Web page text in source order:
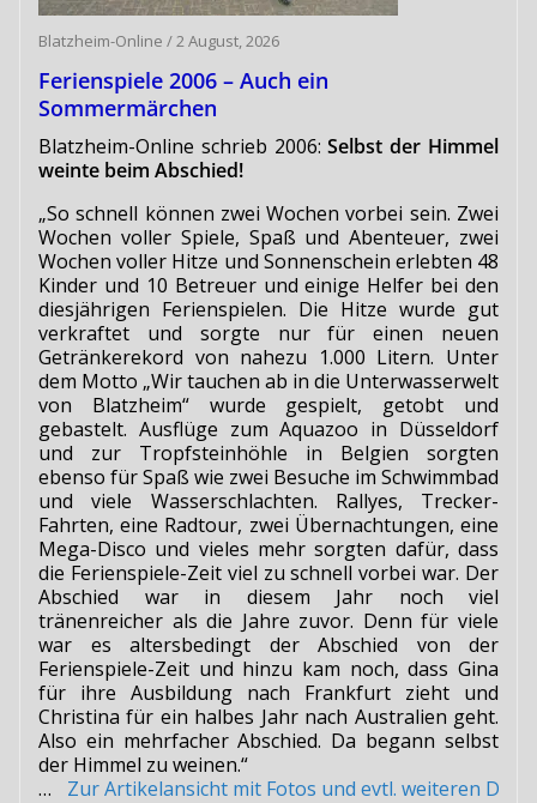
Blatzheim-Online /2 August, 2026
Ferienspiele 2006 – Auch ein
Sommermärchen
Blatzheim-Online schrieb 2006:Selbst der Himmel
weinte beim Abschied!
„So schnell können zwei Wochen vorbei sein. Zwei
Wochen voller Spiele, Spaß und Abenteuer, zwei
Wochen voller Hitze und Sonnenschein erlebten 48
Kinder und 10 Betreuer und einige Helfer bei den
diesjährigen Ferienspielen. Die Hitze wurde gut
verkraftet und sorgte nur für einen neuen
Getränkerekord von nahezu 1.000 Litern. Unter
dem Motto „Wir tauchen ab in die Unterwasserwelt
von Blatzheim“ wurde gespielt, getobt und
gebastelt. Ausflüge zum Aquazoo in Düsseldorf
und zur Tropfsteinhöhle in Belgien sorgten
ebenso für Spaß wie zwei Besuche im Schwimmbad
und viele Wasserschlachten. Rallyes, Trecker-
Fahrten, eine Radtour, zwei Übernachtungen, eine
Mega-Disco und vieles mehr sorgten dafür, dass
die Ferienspiele-Zeit viel zu schnell vorbei war. Der
Abschied war in diesem Jahr noch viel
tränenreicher als die Jahre zuvor. Denn für viele
war es altersbedingt der Abschied von der
Ferienspiele-Zeit und hinzu kam noch, dass Gina
für ihre Ausbildung nach Frankfurt zieht und
Christina für ein halbes Jahr nach Australien geht.
Also ein mehrfacher Abschied. Da begann selbst
der Himmel zu weinen.“
…Zur Artikelansicht mit Fotos und evtl. weiteren